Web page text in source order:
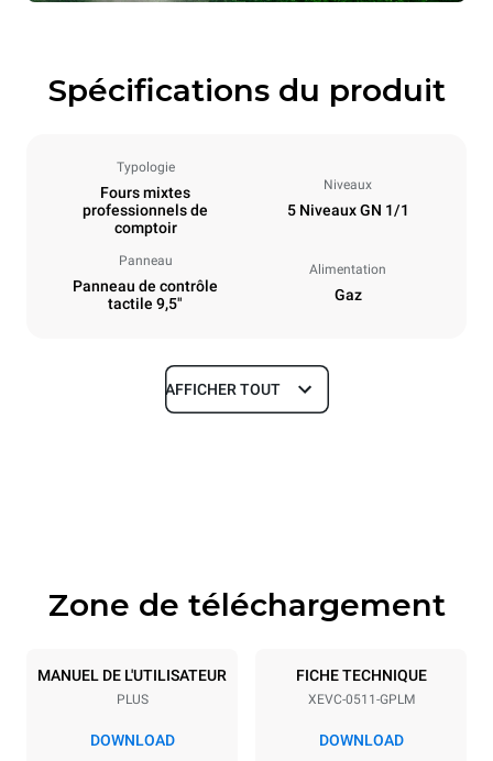
Spécifications du produit
Typologie
Fours mixtes
professionnels de
comptoir
Niveaux
5 Niveaux GN 1/1
Panneau
Panneau de contrôle
tactile 9,5"
Alimentation
Gaz
Dimensions
Caractéristiques de la plaque
5 GN 1/1
Espace entre les plaques
AFFICHER TOUT
Zone de téléchargement
MANUEL DE L'UTILISATEUR
PLUS
DOWNLOAD
FICHE TECHNIQUE
XEVC-0511-GPLM
DOWNLOAD